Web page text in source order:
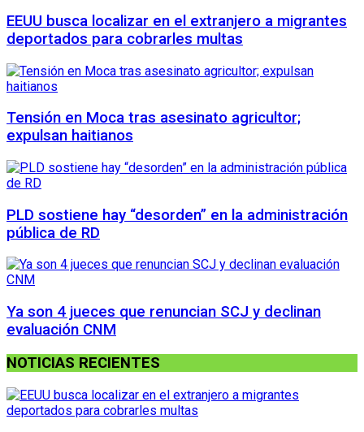
EEUU busca localizar en el extranjero a migrantes
deportados para cobrarles multas
Tensión en Moca tras asesinato agricultor;
expulsan haitianos
PLD sostiene hay “desorden” en la administración
pública de RD
Ya son 4 jueces que renuncian SCJ y declinan
evaluación CNM
NOTICIAS RECIENTES